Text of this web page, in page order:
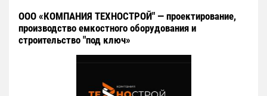
ООО «КОМПАНИЯ ТЕХНОСТРОЙ" — проектирование,
производство емкостного оборудования и
строительство "под ключ»